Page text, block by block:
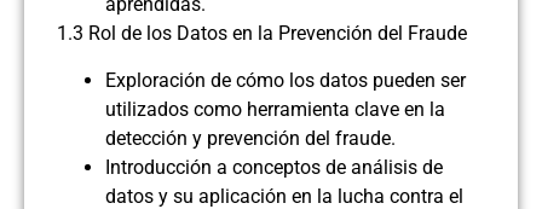
1.3 Rol de los Datos en la Prevención del Fraude
Exploración de cómo los datos pueden ser
utilizados como herramienta clave en la
detección y prevención del fraude.
Introducción a conceptos de análisis de
datos y su aplicación en la lucha contra el